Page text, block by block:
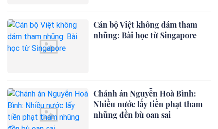
Cán bộ Việt không dám tham
nhũng: Bài học từ Singapore
Chánh án Nguyễn Hoà Bình:
Nhiều nước lấy tiền phạt tham
nhũng đền bù oan sai